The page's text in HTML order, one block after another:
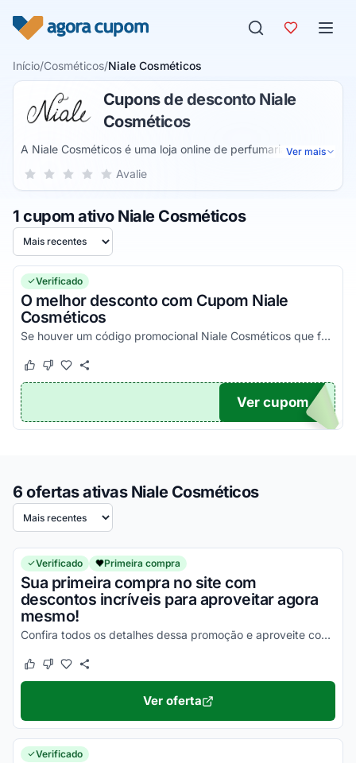
Início/Cosméticos/Niale Cosméticos
Cupons de desconto Niale
Cosméticos
A Niale Cosméticos é uma loja online de perfumaria
especializada em acessórios anti frizz para cabelos
Assim, você pode adquirir diversos produtos de beleza.
Ver mais
Sua nota para Niale Cosméticos, de 1 a 5 estrelas
5 estrelas
4 estrelas
3 estrelas
2 estrelas
1 estrela Avalie
1 cupom ativo Niale Cosméticos
Ordenar por
Verificado
O melhor desconto com Cupom Niale
Cosméticos
Se houver um código promocional Niale Cosméticos que funciona, ele estará aqui na nossa página. Pegue o voucher e confira agora!
Este cupom funcionou
Este cupom não funcionou
TICO
Ver cupom
6 ofertas ativas Niale Cosméticos
Ordenar por
Verificado Primeira compra
Sua primeira compra no site com
descontos incríveis para aproveitar agora
mesmo!
Confira todos os detalhes dessa promoção e aproveite com vantagens incríveis!
Este cupom funcionou
Este cupom não funcionou
Ver oferta
Verificado